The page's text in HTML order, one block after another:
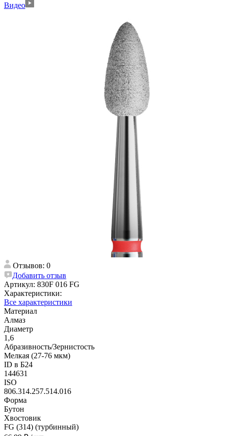
Видео
Отзывов: 0
Добавить отзыв
Артикул: 830F 016 FG
Характеристики:
Все характеристики
Материал
Алмаз
Диаметр
1,6
Абразивность/Зернистость
Мелкая (27-76 мкм)
ID в Б24
144631
ISO
806.314.257.514.016
Форма
Бутон
Хвостовик
FG (314) (турбинный)